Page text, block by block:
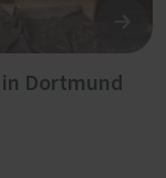
Dortmund